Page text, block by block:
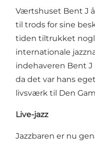
Værtshuset Bent J
til trods for sine
tiden tiltrukket
internationale
indehaveren Bent J
da det var hans
livsværk til Den
Live-jazz
Jazzbaren er nu